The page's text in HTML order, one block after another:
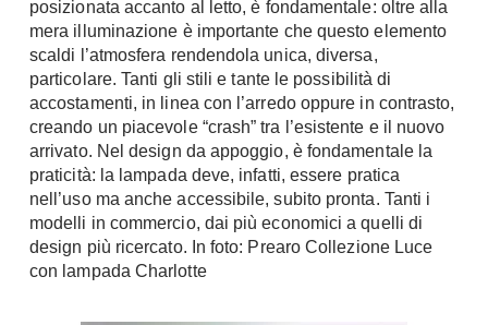
Librerie
Vetrine
Pareti Attrezzate
Porta Tv
Contatti
Divani
Divani moderni
Divani classici
Climatizzatore
Deumidificatori
Chiller
Pompe di calore
Ecologia
Geotermia
Case in Legno
Case Prefabbricate
posizionata accanto al letto, è fondamentale: oltre alla
mera illuminazione è importante che questo elemento
scaldi l’atmosfera rendendola unica, diversa,
particolare. Tanti gli stili e tante le possibilità di
accostamenti, in linea con l’arredo oppure in contrasto,
creando un piacevole “crash” tra l’esistente e il nuovo
arrivato. Nel design da appoggio, è fondamentale la
praticità: la lampada deve, infatti, essere pratica
nell’uso ma anche accessibile, subito pronta. Tanti i
modelli in commercio, dai più economici a quelli di
design più ricercato. In foto: Prearo Collezione Luce
con lampada Charlotte